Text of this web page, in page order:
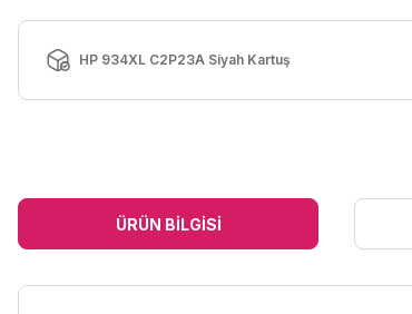
HP 934XL C2P23A Siyah Kartuş
ÜRÜN BILGISI